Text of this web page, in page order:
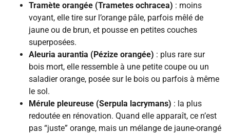
Tramète orangée (Trametes ochracea) : moins
voyant, elle tire sur l’orange pâle, parfois mêlé de
jaune ou de brun, et pousse en petites couches
superposées.
Aleuria aurantia (Pézize orangée) : plus rare sur
bois mort, elle ressemble à une petite coupe ou un
saladier orange, posée sur le bois ou parfois à même
le sol.
Mérule pleureuse (Serpula lacrymans) : la plus
redoutée en rénovation. Quand elle apparaît, ce n’est
pas “juste” orange, mais un mélange de jaune-orangé